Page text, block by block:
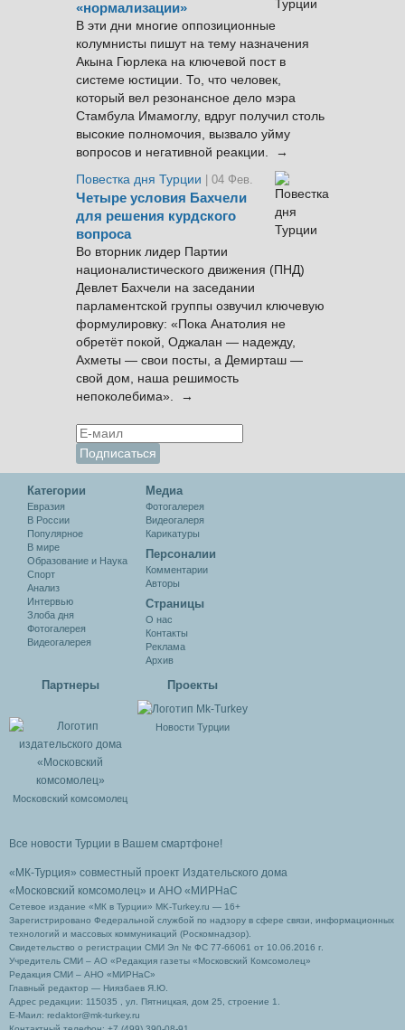
«нормализации»
В эти дни многие оппозиционные
колумнисты пишут на тему назначения
Акына Гюрлека на ключевой пост в
системе юстиции. То, что человек,
который вел резонансное дело мэра
Стамбула Имамоглу, вдруг получил столь
высокие полномочия, вызвало уйму
вопросов и негативной реакции. →
Повестка дня Турции
| 04 Фев.
Четыре условия Бахчели
для решения курдского
вопроса
Во вторник лидер Партии
националистического движения (ПНД)
Девлет Бахчели на заседании
парламентской группы озвучил ключевую
формулировку: «Пока Анатолия не
обретёт покой, Оджалан — надежду,
Ахметы — свои посты, а Демирташ —
свой дом, наша решимость
непоколебима». →
Категории
Евразия
В России
Популярное
В мире
Образование и Наука
Спорт
Анализ
Интервью
Злоба дня
Фотогалерея
Видеогалерея
Медиа
Фотогалерея
Видеогалеря
Карикатуры
Персоналии
Комментарии
Авторы
Cтраницы
О нас
Контакты
Реклама
Архив
Партнеры
Московский комсомолец
Проекты
Новости Турции
Все новости Турции в Вашем смартфоне!
«МК-Турция» совместный проект Издательского дома
«Московский комсомолец» и АНО «МИРНаС
Сетевое издание «МК в Турции» MK-Turkey.ru — 16+
Зарегистрировано Федеральной службой по надзору в сфере связи, информационных
технологий и массовых коммуникаций (Роскомнадзор).
Свидетельство о регистрации СМИ Эл № ФС 77-66061 от 10.06.2016 г.
Учредитель СМИ – АО «Редакция газеты «Московский Комсомолец»
Редакция СМИ – АНО «МИРНаС»
Главный редактор — Ниязбаев Я.Ю.
Адрес редакции: 115035 , ул. Пятницкая, дом 25, строение 1.
Е-Маил: redaktor@mk-turkey.ru